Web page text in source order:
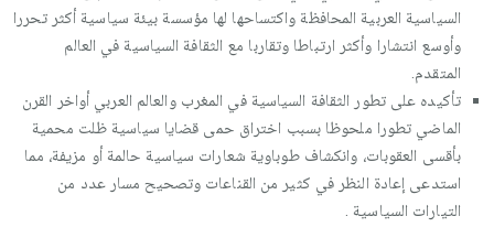
السياسية العربية المحافظة واكتساحها لها مؤسسة بيئة سياسية أكثر تحررا
وأوسع انتشارا وأكثر ارتباطا وتقاربا مع الثقافة السياسية في العالم
المتقدم.
تأكيده على تطور الثقافة السياسية في المغرب والعالم العربي أواخر القرن
الماضي تطورا ملحوظا بسبب اختراق حمى قضايا سياسية ظلت محمية
بأقسى العقوبات، وانكشاف طوباوية شعارات سياسية حالمة أو مزيفة، مما
استدعى إعادة النظر في كثير من القناعات وتصحيح مسار عدد من
التيارات السياسية .